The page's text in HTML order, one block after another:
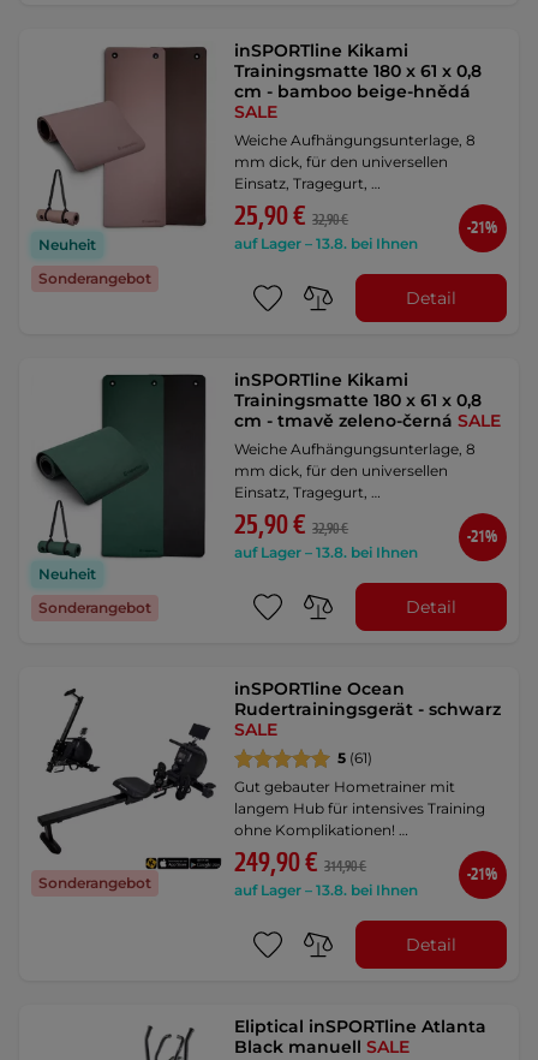
Neuheit
Sonderangebot
inSPORTline Kikami
Trainingsmatte 180 x 61 x 0,8
cm - bamboo beige-hnědá
SALE
Weiche Aufhängungsunterlage, 8
mm dick, für den universellen
Einsatz, Tragegurt, …
25,90 € 32,90 €
auf Lager – 13.8. bei Ihnen
-21%
Detail
Neuheit
Sonderangebot
inSPORTline Kikami
Trainingsmatte 180 x 61 x 0,8
cm - tmavě zeleno-černáSALE
Weiche Aufhängungsunterlage, 8
mm dick, für den universellen
Einsatz, Tragegurt, …
25,90 € 32,90 €
auf Lager – 13.8. bei Ihnen
-21%
Detail
Sonderangebot
inSPORTline Ocean
Rudertrainingsgerät - schwarz
SALE
5 (61)
Gut gebauter Hometrainer mit
langem Hub für intensives Training
ohne Komplikationen! …
249,90 € 314,90 €
auf Lager – 13.8. bei Ihnen
-21%
Detail
Eliptical inSPORTline Atlanta
Black manuellSALE